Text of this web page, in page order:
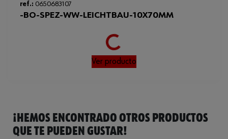
ref.: 0650683107
-BO-SPEZ-WW-LEICHTBAU-10X70MM
Loading...
Ver producto
¡HEMOS ENCONTRADO OTROS PRODUCTOS
QUE TE PUEDEN GUSTAR!